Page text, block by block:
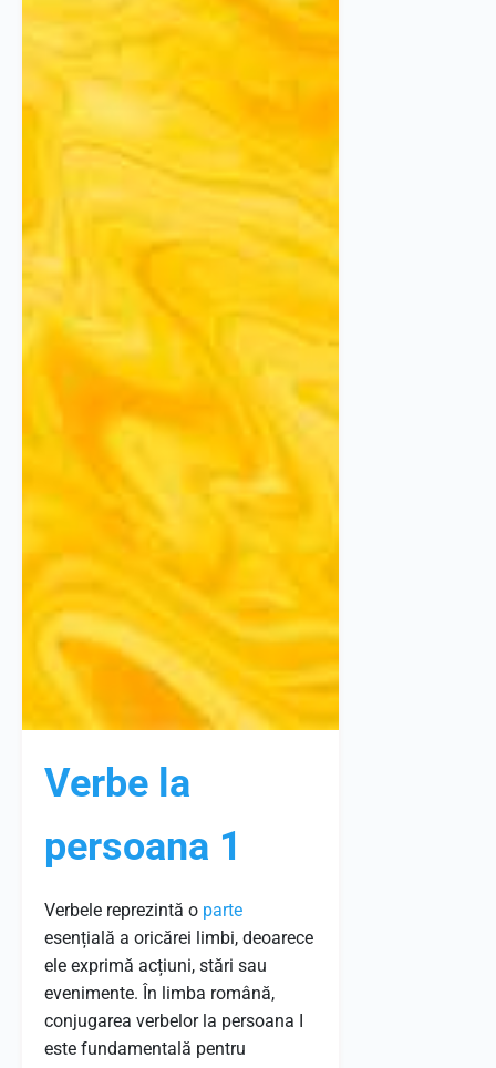
Verbe la
persoana 1
Verbele reprezintă o parte
esențială a oricărei limbi, deoarece
ele exprimă acțiuni, stări sau
evenimente. În limba română,
conjugarea verbelor la persoana I
este fundamentală pentru